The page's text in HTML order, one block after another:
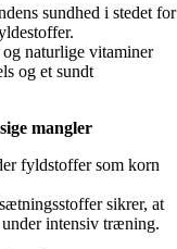
sundhed i stedet for
naturlige vitaminer
og et sundt
mangler
fyldstoffer som korn
sikrer, at
intensiv træning.